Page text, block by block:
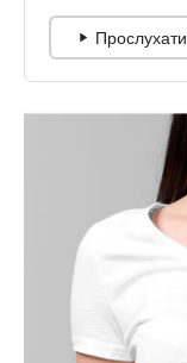
Прослухати